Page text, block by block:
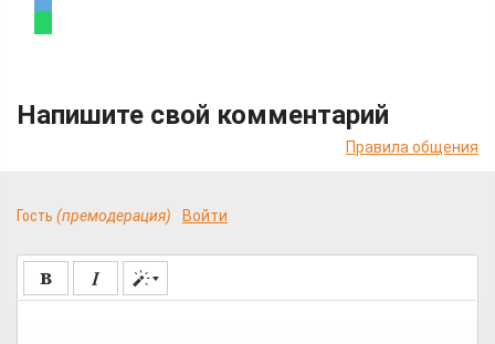
Напишите свой комментарий
Правила общения
Гость (премодерация) Войти